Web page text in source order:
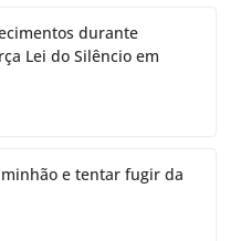
durante
Lei do Silêncio em
e tentar fugir da